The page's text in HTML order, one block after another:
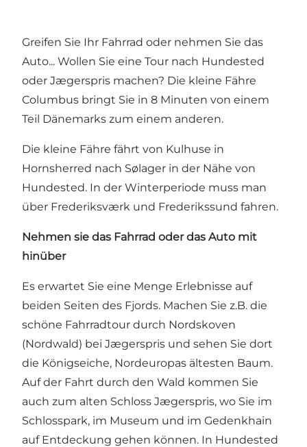
Greifen Sie Ihr Fahrrad oder nehmen Sie das
Auto... Wollen Sie eine Tour nach Hundested
oder Jægerspris machen? Die kleine Fähre
Columbus bringt Sie in 8 Minuten von einem
Teil Dänemarks zum einem anderen.
Die kleine Fähre fährt von Kulhuse in
Hornsherred nach Sølager in der Nähe von
Hundested. In der Winterperiode muss man
über Frederiksværk und Frederikssund fahren.
Nehmen sie das Fahrrad oder das Auto mit
hinüber
Es erwartet Sie eine Menge Erlebnisse auf
beiden Seiten des Fjords. Machen Sie z.B. die
schöne Fahrradtour durch Nordskoven
(Nordwald) bei Jægerspris und sehen Sie dort
die Königseiche, Nordeuropas ältesten Baum.
Auf der Fahrt durch den Wald kommen Sie
auch zum alten Schloss Jægerspris, wo Sie im
Schlosspark, im Museum und im Gedenkhain
auf Entdeckung gehen können. In Hundested